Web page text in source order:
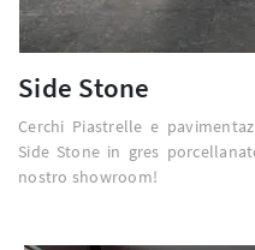
Side Stone
Cerchi Piastrelle e
Side Stone in gres
nostro showroom!